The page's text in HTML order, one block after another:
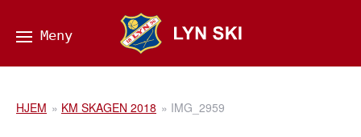
HJEM » KM SKAGEN 2018 » IMG_2959